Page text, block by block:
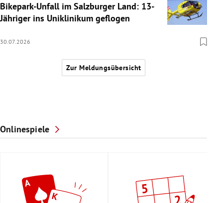
Bikepark-Unfall im Salzburger Land: 13-
Jähriger ins Uniklinikum geflogen
30.07.2026
Zur Meldungsübersicht
Onlinespiele